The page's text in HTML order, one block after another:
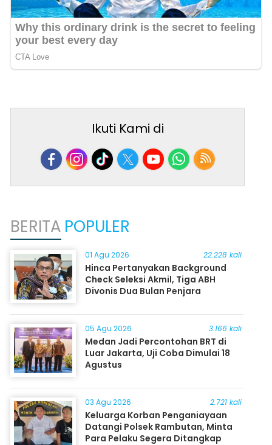
Ikuti Kami di
BERITA POPULER
01 Agu 2026 22.228 kali
Hinca Pertanyakan Background
Check Seleksi Akmil, Tiga ABH
Divonis Dua Bulan Penjara
05 Agu 2026 3.166 kali
Medan Jadi Percontohan BRT di
Luar Jakarta, Uji Coba Dimulai 18
Agustus
03 Agu 2026 2.721 kali
Keluarga Korban Penganiayaan
Datangi Polsek Rambutan, Minta
Para Pelaku Segera Ditangkap